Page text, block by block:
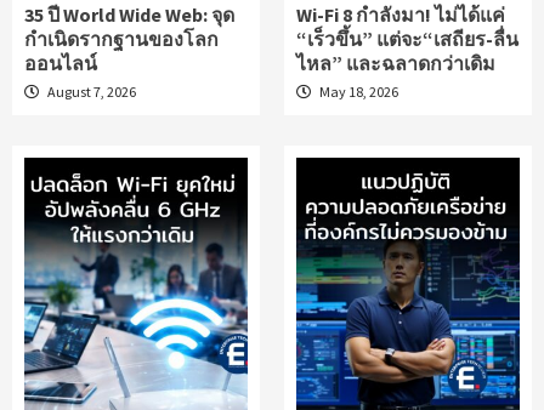
35 ปี World Wide Web: จุด
กำเนิดรากฐานของโลก
ออนไลน์
August 7, 2026
Wi-Fi 8 กำลังมา! ไม่ได้แค่
“เร็วขึ้น” แต่จะ“เสถียร-ลื่น
ไหล” และฉลาดกว่าเดิม
May 18, 2026